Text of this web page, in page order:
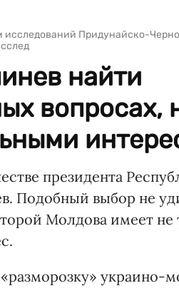
Придунайско-
найти
вопросах,
президента
Подобный выбор не
Молдова имеет
украино-